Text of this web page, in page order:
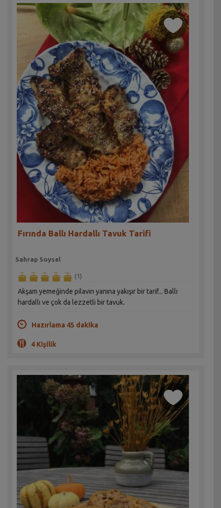
Fırında Ballı Hardallı Tavuk Tarifi
Sahrap Soysal
(1)
Akşam yemeğinde pilavın yanına yakışır bir tarif... Ballı
hardallı ve çok da lezzetli bir tavuk.
Hazırlama 45 dakika
4 Kişilik